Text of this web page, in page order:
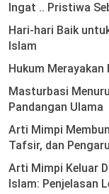
Ingat .. Pristiwa
Hari-hari Baik
Islam
Hukum Merayakan
Masturbasi
Pandangan Ulama
Arti Mimpi
Tafsir, dan
Arti Mimpi Keluar
Islam: Penjelasan